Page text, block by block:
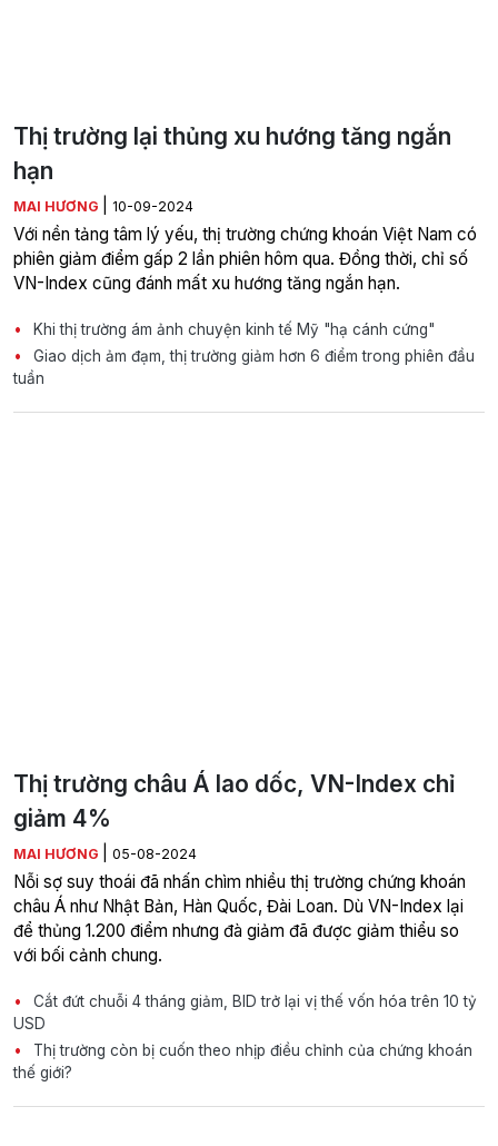
Thị trường lại thủng xu hướng tăng ngắn
hạn
MAI HƯƠNG 10-09-2024
Với nền tảng tâm lý yếu, thị trường chứng khoán Việt Nam có
phiên giảm điểm gấp 2 lần phiên hôm qua. Đồng thời, chỉ số
VN-Index cũng đánh mất xu hướng tăng ngắn hạn.
Khi thị trường ám ảnh chuyện kinh tế Mỹ "hạ cánh cứng"
Giao dịch ảm đạm, thị trường giảm hơn 6 điểm trong phiên đầu
tuần
Thị trường châu Á lao dốc, VN-Index chỉ
giảm 4%
MAI HƯƠNG 05-08-2024
Nỗi sợ suy thoái đã nhấn chìm nhiều thị trường chứng khoán
châu Á như Nhật Bản, Hàn Quốc, Đài Loan. Dù VN-Index lại
để thủng 1.200 điểm nhưng đà giảm đã được giảm thiểu so
với bối cảnh chung.
Cắt đứt chuỗi 4 tháng giảm, BID trở lại vị thế vốn hóa trên 10 tỷ
USD
Thị trường còn bị cuốn theo nhịp điều chỉnh của chứng khoán
thế giới?